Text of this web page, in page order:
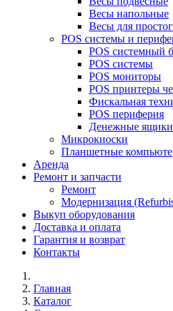
Весы напольные
Весы для
POS системы и
POS системный
POS системы
POS мониторы
POS принтеры
Фискальная
POS периферия
Денежные ящики
Микрокиоски
Планшетные
Аренда
Ремонт и запчасти
Ремонт
Модернизация
Выкуп оборудования
Доставка и оплата
Гарантия и возврат
Контакты
Главная
Каталог